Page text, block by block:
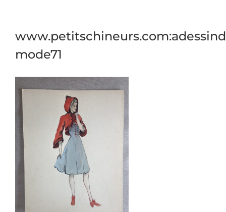
mode71